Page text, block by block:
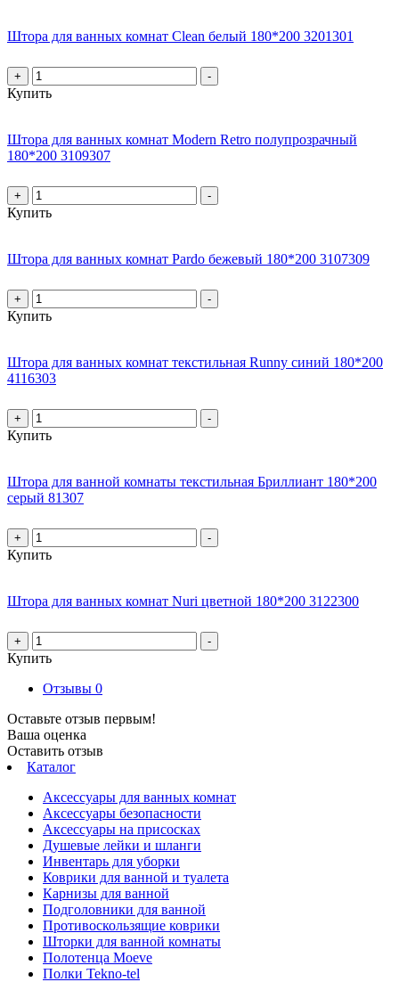
Штора для ванных комнат Clean белый 180*200 3201301
+ -
Купить
Штора для ванных комнат Modern Retro полупрозрачный
180*200 3109307
+ -
Купить
Штора для ванных комнат Pardo бежевый 180*200 3107309
+ -
Купить
Штора для ванных комнат текстильная Runny синий 180*200
4116303
+ -
Купить
Штора для ванной комнаты текстильная Бриллиант 180*200
серый 81307
+ -
Купить
Штора для ванных комнат Nuri цветной 180*200 3122300
+ -
Купить
Отзывы 0
Оставьте отзыв первым!
Ваша оценка
Оставить отзыв
Каталог
Аксессуары для ванных комнат
Аксессуары безопасности
Аксессуары на присосках
Душевые лейки и шланги
Инвентарь для уборки
Коврики для ванной и туалета
Карнизы для ванной
Подголовники для ванной
Противоскользящие коврики
Шторки для ванной комнаты
Полотенца Moeve
Полки Tekno-tel